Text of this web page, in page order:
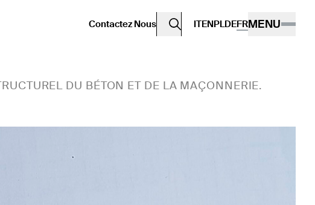
Contactez Nous ITENPLDEFRMENU
DU BÉTON ET DE LA MAÇONNERIE.